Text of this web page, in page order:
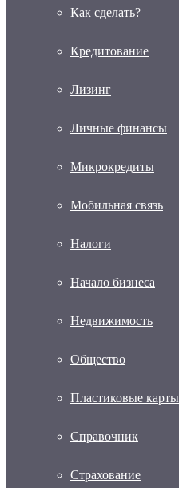
Как сделать?
Кредитование
Лизинг
Личные финансы
Микрокредиты
Мобильная связь
Налоги
Начало бизнеса
Недвижимость
Общество
Пластиковые карты
Справочник
Страхование